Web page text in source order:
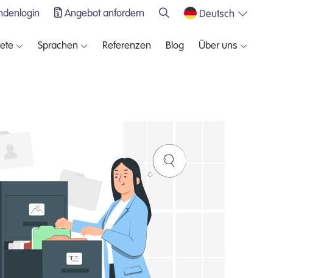
Angebot anfordern Deutsch
Sprachen Referenzen Blog Über uns